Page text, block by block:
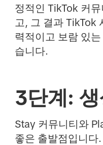
정적인 TikTok 커
고, 그 결과 TikTok
력적이고 보람 있
습니다.
3단계:
Stay 커뮤니티와
좋은 출발점입니다